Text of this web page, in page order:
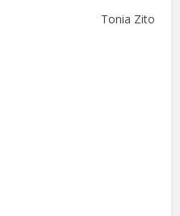
Tonia Zito